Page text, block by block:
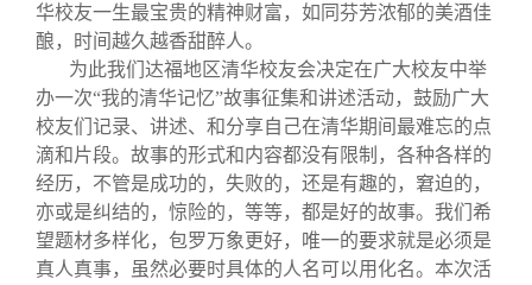
华校友一生最宝贵的精神财富，如同芬芳浓郁的美酒佳
酿，时间越久越香甜醉人。
为此我们达福地区清华校友会决定在广大校友中举
办一次“我的清华记忆”故事征集和讲述活动，鼓励广大
校友们记录、讲述、和分享自己在清华期间最难忘的点
滴和片段。故事的形式和内容都没有限制，各种各样的
经历，不管是成功的，失败的，还是有趣的，窘迫的，
亦或是纠结的，惊险的，等等，都是好的故事。我们希
望题材多样化，包罗万象更好，唯一的要求就是必须是
真人真事，虽然必要时具体的人名可以用化名。本次活